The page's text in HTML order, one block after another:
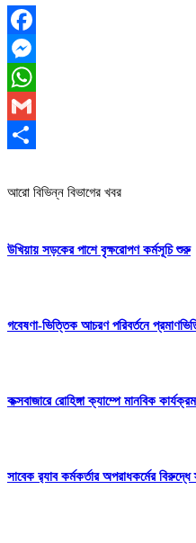
Facebook
Messenger
WhatsApp
Gmail
আরো বিভিন্ন বিভাগের খবর
উখিয়ায় সড়কের পাশে বৃক্ষরোপণ কর্মসূচি শুরু
গবেষণা-ভিত্তিক আচরণ পরিবর্তনে
কক্সবাজারে রোহিঙ্গা ক্যাম্পে মানবিক
সাবেক র‍্যাব কর্মকর্তার অপরাধকর্মের